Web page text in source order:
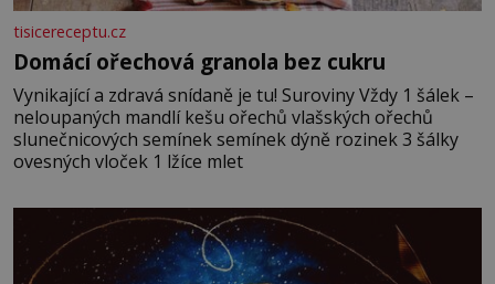
tisicereceptu.cz
Domácí ořechová granola bez cukru
Vynikající a zdravá snídaně je tu! Suroviny Vždy 1 šálek –
neloupaných mandlí kešu ořechů vlašských ořechů
slunečnicových semínek semínek dýně rozinek 3 šálky
ovesných vloček 1 lžíce mlet